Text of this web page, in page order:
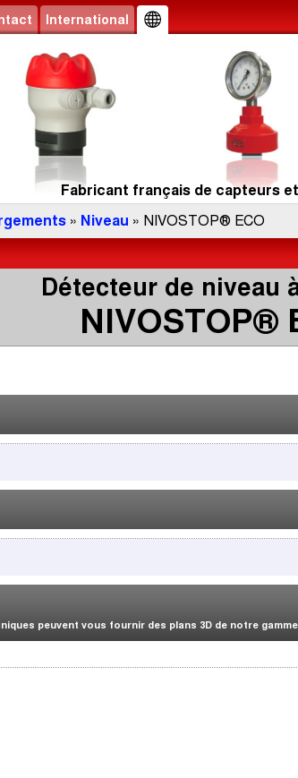
International
Fabricant français de capteurs
» Niveau » NIVOSTOP® ECO
Détecteur de niveau
NIVOSTOP®
peuvent vous fournir des plans 3D de notre